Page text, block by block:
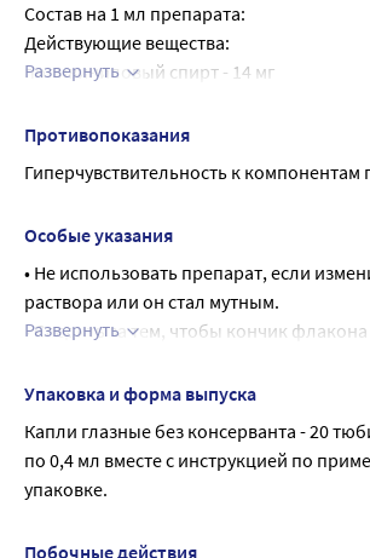
Длительность курса лечения
зависимости от выраженности
отсутствии облегчения симптомов
проконсультироваться с врачом.
Состав на 1 мл препарата:
Действующие вещества:
поливиниловый спирт - 14 мг
Вспомогательные вещества:
гиалуронат 1,5 мг, натрия гидроксид
q.s. до 1 мл.
Развернуть
Противопоказания
Гиперчувствительность к компонентам
Особые указания
• Не использовать препарат, если
раствора или он стал мутным.
• Следить за тем, чтобы кончик
использования закрыть флакон
• Глазные капли Офтолик® БК могут
кратковременное затуманивание
вождения автомобиля или работы с
устройствами следует подождать, пока
Развернуть
Упаковка и форма выпуска
Капли глазные без консерванта - 20
по 0,4 мл вместе с инструкцией по
упаковке.
Побочные действия